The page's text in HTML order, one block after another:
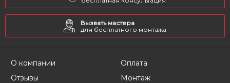
Вызвать мастера
для бесплатного монтажа
О компании
Отзывы
Оплата
Монтаж